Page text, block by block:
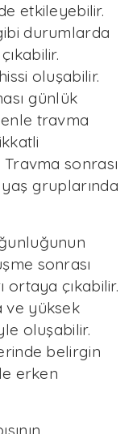
etkileyebilir.
durumlarda
oluşabilir.
günlük
travma
sonrası
gruplarında
sonrası
ortaya çıkabilir.
ve yüksek
oluşabilir.
belirgin
erken